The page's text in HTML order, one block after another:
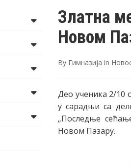
Златна
Новом
By Гимназија in
Део ученика 2/10
у сарадњи са
„Последње
Новом Пазару.